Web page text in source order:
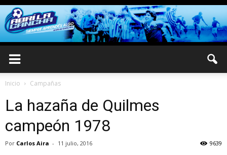
Inicio Campañas
La hazaña de Quilmes
campeón 1978
Por Carlos Aira - 11 julio, 2016 9639